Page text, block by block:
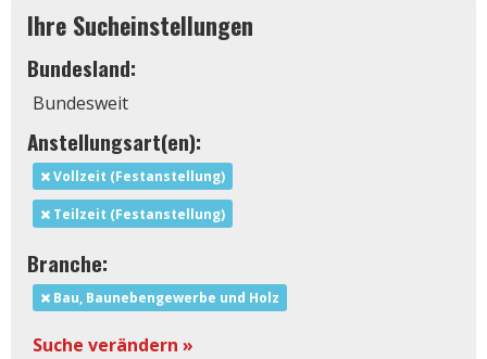
Ihre Sucheinstellungen
Bundesland:
Bundesweit
Anstellungsart(en):
Vollzeit (Festanstellung)
Teilzeit (Festanstellung)
Branche:
Bau, Baunebengewerbe und Holz
Suche verändern »